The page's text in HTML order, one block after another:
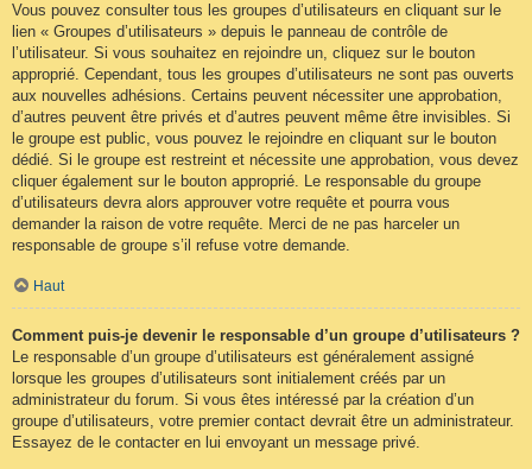
Vous pouvez consulter tous les groupes d’utilisateurs en cliquant sur le
lien « Groupes d’utilisateurs » depuis le panneau de contrôle de
l’utilisateur. Si vous souhaitez en rejoindre un, cliquez sur le bouton
approprié. Cependant, tous les groupes d’utilisateurs ne sont pas ouverts
aux nouvelles adhésions. Certains peuvent nécessiter une approbation,
d’autres peuvent être privés et d’autres peuvent même être invisibles. Si
le groupe est public, vous pouvez le rejoindre en cliquant sur le bouton
dédié. Si le groupe est restreint et nécessite une approbation, vous devez
cliquer également sur le bouton approprié. Le responsable du groupe
d’utilisateurs devra alors approuver votre requête et pourra vous
demander la raison de votre requête. Merci de ne pas harceler un
responsable de groupe s’il refuse votre demande.
Haut
Comment puis-je devenir le responsable d’un groupe d’utilisateurs ?
Le responsable d’un groupe d’utilisateurs est généralement assigné
lorsque les groupes d’utilisateurs sont initialement créés par un
administrateur du forum. Si vous êtes intéressé par la création d’un
groupe d’utilisateurs, votre premier contact devrait être un administrateur.
Essayez de le contacter en lui envoyant un message privé.